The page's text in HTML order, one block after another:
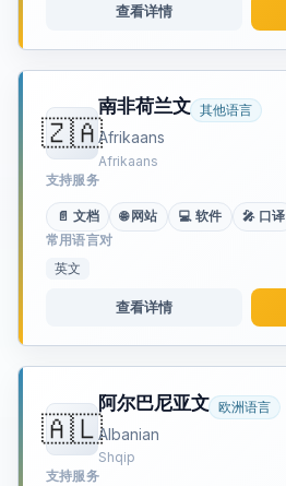
查看详情
🇿🇦
南非荷兰文 其他语言
Afrikaans
Afrikaans
支持服务
📄 文档 🌐 网站 💻 软件 🎤 口译
常用语言对
英文
查看详情
🇦🇱
阿尔巴尼亚文 欧洲语言
Albanian
Shqip
支持服务